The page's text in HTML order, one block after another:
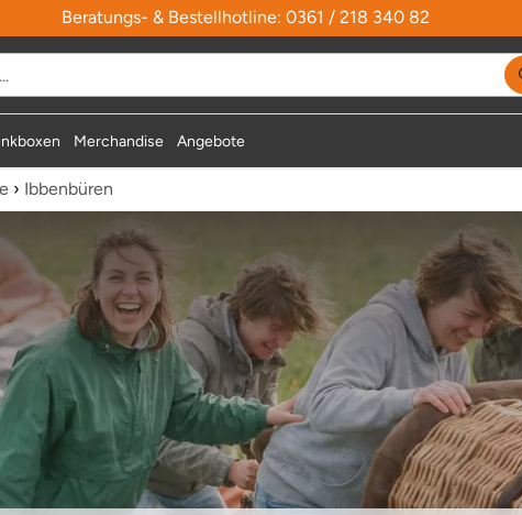
Beratungs- & Bestellhotline: 0361 / 218 340 82
Merchandise Angebote
› Ibbenbüren